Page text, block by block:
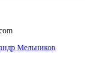
Мельников